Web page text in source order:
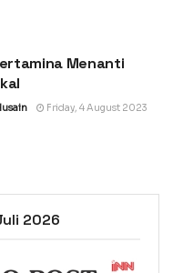
Menanti
Friday, 4 August 2023
2026